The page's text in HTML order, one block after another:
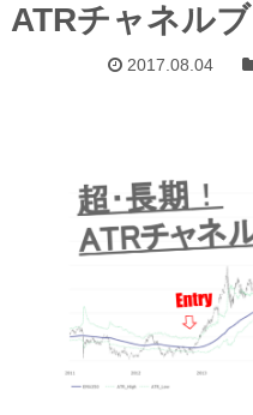
ATRチャネル
2017.08.04